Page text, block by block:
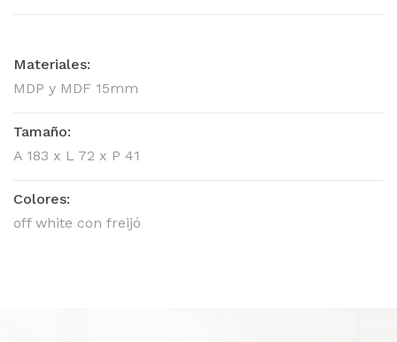
Materiales:
MDP y MDF 15mm
Tamaño:
A 183 x L 72 x P 41
Colores:
off white con freijó